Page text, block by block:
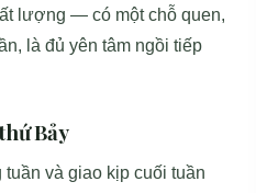
lượng — có một chỗ quen,
là đủ yên tâm ngồi tiếp
Bảy
và giao kịp cuối tuần